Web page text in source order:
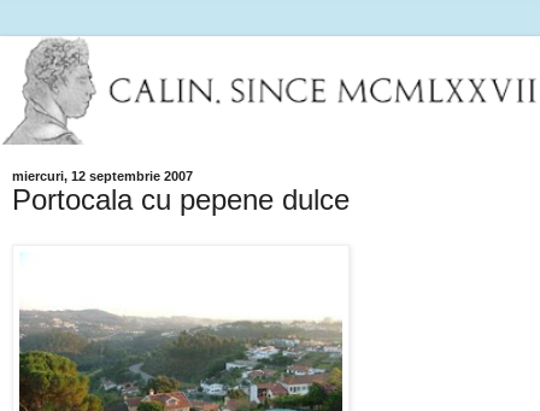
miercuri, 12 septembrie 2007
Portocala cu pepene dulce